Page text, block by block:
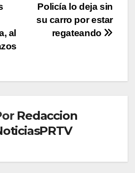
Policía lo deja sin
su carro por estar
regateando
al
Redaccion